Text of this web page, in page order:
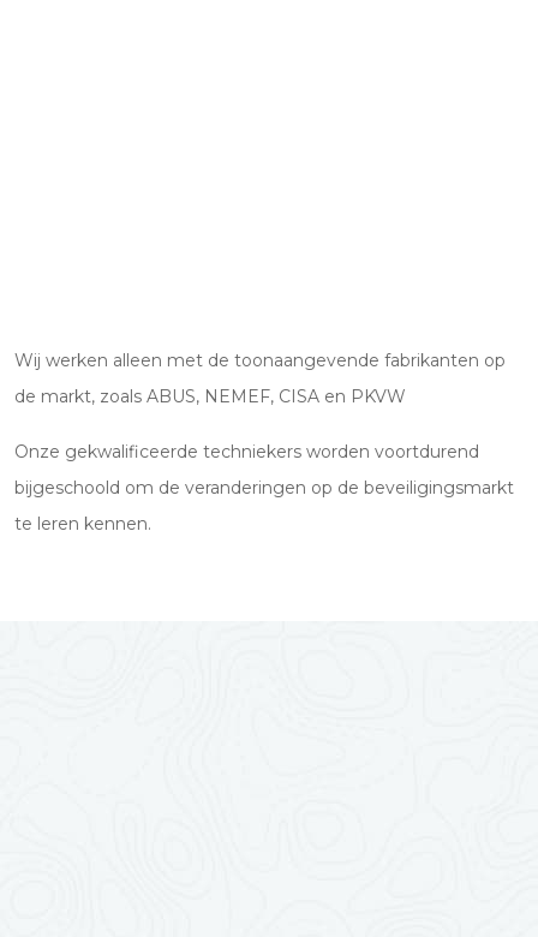
Wij werken alleen met de toonaangevende fabrikanten op
de markt, zoals ABUS, NEMEF, CISA en PKVW
Onze gekwalificeerde techniekers worden voortdurend
bijgeschoold om de veranderingen op de beveiligingsmarkt
te leren kennen.